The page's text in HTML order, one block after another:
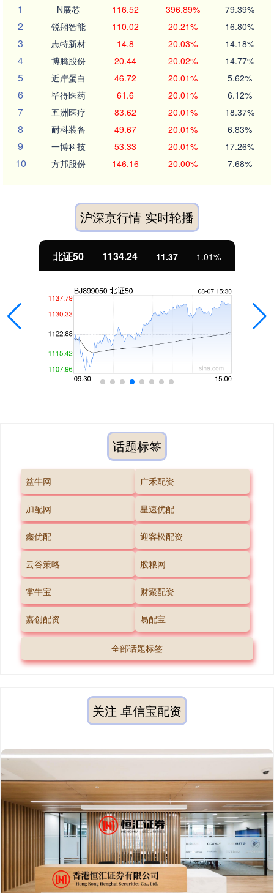
1
N展芯 116.52 396.89% 79.39%
2 锐翔智能 110.02 20.21% 16.80%
3 志特新材 14.8 20.03% 14.18%
4 博腾股份 20.44 20.02% 14.77%
5 近岸蛋白 46.72 20.01% 5.62%
6 毕得医药 61.6 20.01% 6.12%
7 五洲医疗 83.62 20.01% 18.37%
8 耐科装备 49.67 20.01% 6.83%
9 一博科技 53.33 20.01% 17.26%
10 方邦股份 146.16 20.00% 7.68%
沪深京行情 实时轮播
北证50 1134.24 11.37 1.01%
话题标签
益牛网 广禾配资
加配网 星速优配
鑫优配 迎客松配资
云谷策略 股粮网
掌牛宝 财聚配资
嘉创配资 易配宝
全部话题标签
关注 卓信宝配资